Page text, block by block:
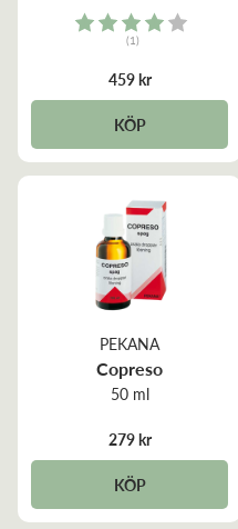
Rating:
(1)
459 kr
KÖP
PEKANA
Copreso
50 ml
279 kr
KÖP